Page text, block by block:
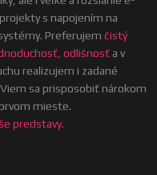
s napojením na
Preferujem čistý
odlišnosť a v
realizujem i zadané
sa prisposobiť nárokom
mieste.
predstavy.